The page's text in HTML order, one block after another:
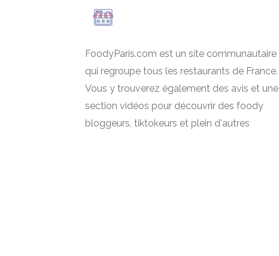
FoodyParis.com est un site communautaire
qui regroupe tous les restaurants de France.
Vous y trouverez également des avis et une
section vidéos pour découvrir des foody
bloggeurs, tiktokeurs et plein d'autres